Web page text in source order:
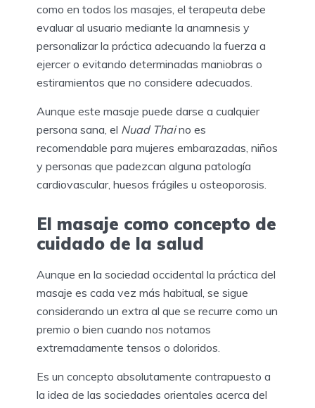
como en todos los masajes, el terapeuta debe
evaluar al usuario mediante la anamnesis y
personalizar la práctica adecuando la fuerza a
ejercer o evitando determinadas maniobras o
estiramientos que no considere adecuados.
Aunque este masaje puede darse a cualquier
persona sana, el Nuad Thaino es
recomendable para mujeres embarazadas, niños
y personas que padezcan alguna patología
cardiovascular, huesos frágiles u osteoporosis.
El masaje como concepto de
cuidado de la salud
Aunque en la sociedad occidental la práctica del
masaje es cada vez más habitual, se sigue
considerando un extra al que se recurre como un
premio o bien cuando nos notamos
extremadamente tensos o doloridos.
Es un concepto absolutamente contrapuesto a
la idea de las sociedades orientales acerca del